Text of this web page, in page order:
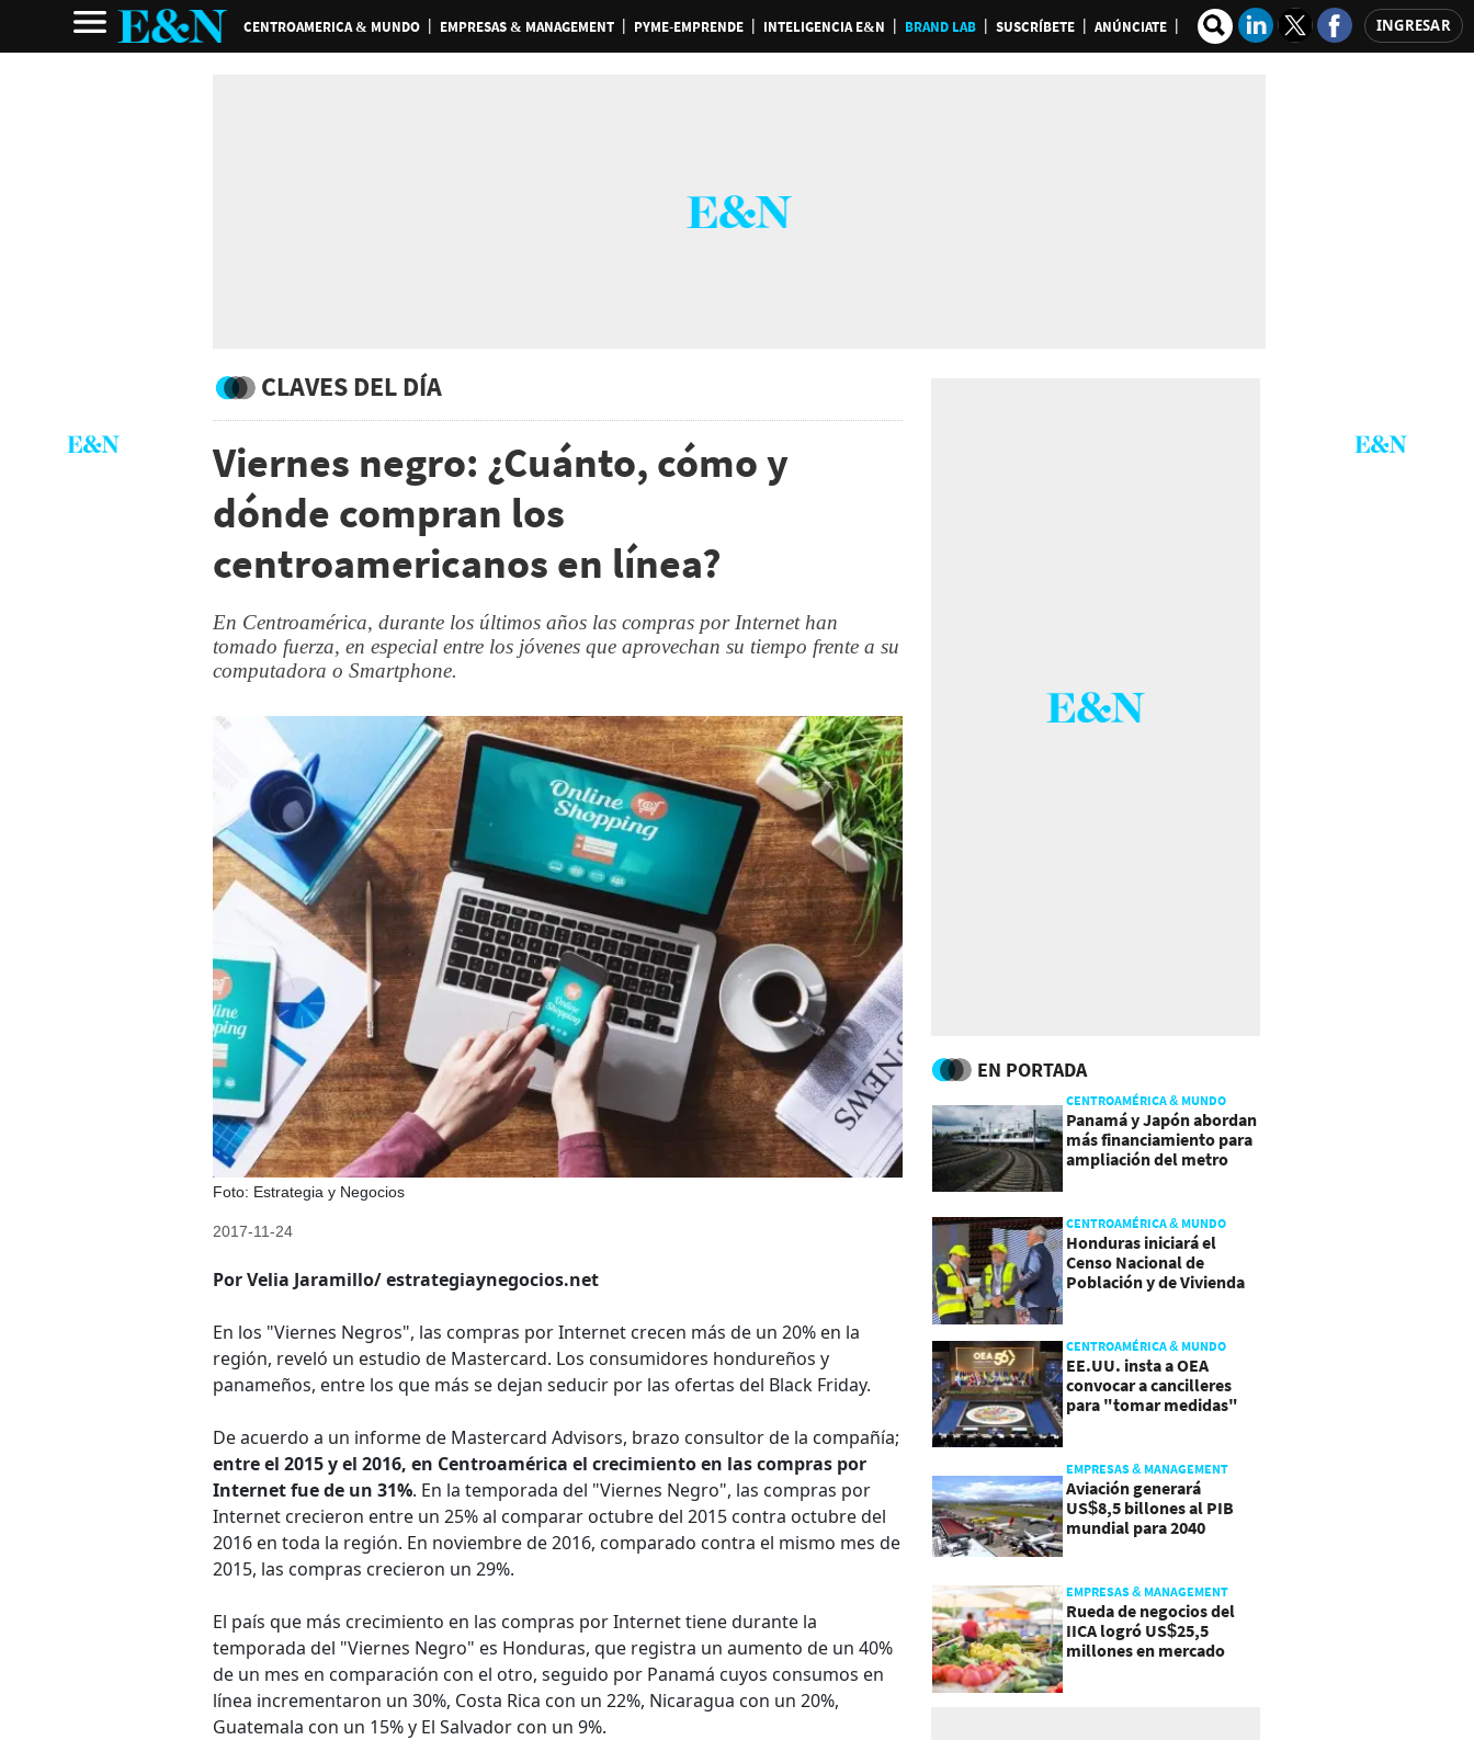
CENTROAMERICA & MUNDO EMPRESAS & MANAGEMENT PYME-EMPRENDE INTELIGENCIA E&N BRAND LAB SUSCRÍBETE ANÚNCIATE INGRESAR
CLAVES DEL DÍA
Viernes negro: ¿Cuánto, cómo y
dónde compran los
centroamericanos en línea?
En Centroamérica, durante los últimos años las compras por Internet han
tomado fuerza, en especial entre los jóvenes que aprovechan su tiempo frente a su
computadora o Smartphone.
Foto: Estrategia y Negocios
2017-11-24
Por Velia Jaramillo/ estrategiaynegocios.net
En los "Viernes Negros", las compras por Internet crecen más de un 20% en la
región, reveló un estudio de Mastercard. Los consumidores hondureños y
panameños, entre los que más se dejan seducir por las ofertas del Black Friday.
De acuerdo a un informe de Mastercard Advisors, brazo consultor de la compañía;
entre el 2015 y el 2016, en Centroamérica el crecimiento en las compras por
Internet fue de un 31%. En la temporada del "Viernes Negro", las compras por
Internet crecieron entre un 25% al comparar octubre del 2015 contra octubre del
2016 en toda la región. En noviembre de 2016, comparado contra el mismo mes de
2015, las compras crecieron un 29%.
El país que más crecimiento en las compras por Internet tiene durante la
temporada del "Viernes Negro" es Honduras, que registra un aumento de un 40%
de un mes en comparación con el otro, seguido por Panamá cuyos consumos en
línea incrementaron un 30%, Costa Rica con un 22%, Nicaragua con un 20%,
Guatemala con un 15% y El Salvador con un 9%.
EN PORTADA
CENTROAMÉRICA & MUNDO
Panamá y Japón abordan
más financiamiento para
ampliación del metro
CENTROAMÉRICA & MUNDO
Honduras iniciará el
Censo Nacional de
Población y de Vivienda
CENTROAMÉRICA & MUNDO
EE.UU. insta a OEA
convocar a cancilleres
para "tomar medidas"
EMPRESAS & MANAGEMENT
Aviación generará
US$8,5 billones al PIB
mundial para 2040
EMPRESAS & MANAGEMENT
Rueda de negocios del
IICA logró US$25,5
millones en mercado